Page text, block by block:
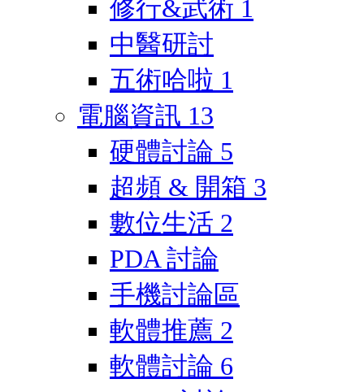
修行&武術 1
中醫研討
五術哈啦 1
電腦資訊 13
硬體討論 5
超頻 & 開箱 3
數位生活 2
PDA 討論
手機討論區
軟體推薦 2
軟體討論 6